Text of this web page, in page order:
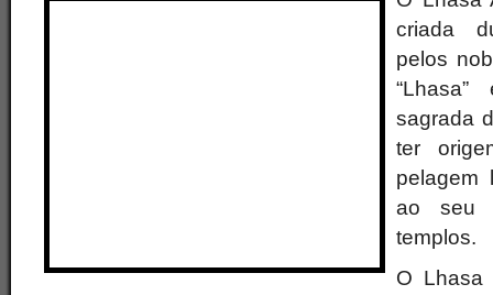
criada
pelos
sagrada
ter
pelagem
ao seu
templos.
O Lhasa